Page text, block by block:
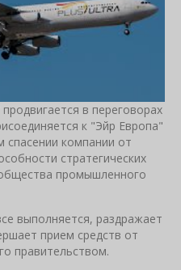
в переговорах
к "Эйр Европа"
спасении компании от
стратегических
промышленного
выполняется, раздражает
прием средств от
правительством.